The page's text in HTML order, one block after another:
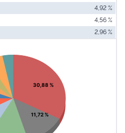
4,92 %
4,56 %
2,96 %
10 slices.
Chart
30,88 %
11,72 %